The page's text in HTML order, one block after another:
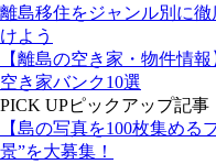
離島移住をジャンル別に
けよう
【離島の空き家・物件情
空き家バンク10選
PICK UPピックアップ記事
【島の写真を100枚集め
景”を大募集！